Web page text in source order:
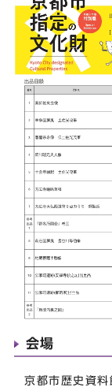
会場
京都市歴史資料